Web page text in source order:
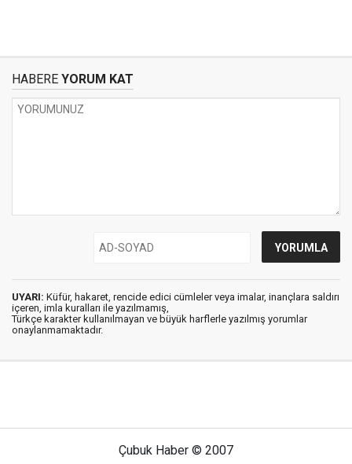
HABERE YORUM KAT
UYARI: Küfür, hakaret, rencide edici cümleler veya imalar, inançlara saldırı
içeren, imla kuralları ile yazılmamış,
Türkçe karakter kullanılmayan ve büyük harflerle yazılmış yorumlar
onaylanmamaktadır.
Çubuk Haber © 2007